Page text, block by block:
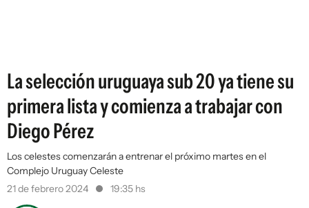
La selección uruguaya sub 20 ya tiene su
primera lista y comienza a trabajar con
Diego Pérez
Los celestes comenzarán a entrenar el próximo martes en el
Complejo Uruguay Celeste
21 de febrero 2024
19:35 hs